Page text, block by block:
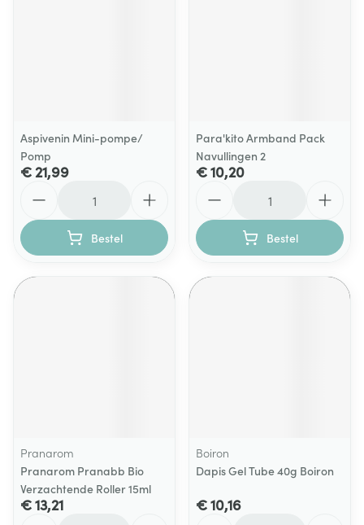
Aspivenin Mini-pompe/
Pomp
€ 21,99
Bestel
Para'kito Armband Pack
Navullingen 2
€ 10,20
Bestel
Pranarom
Pranarom Pranabb Bio
Verzachtende Roller 15ml
€ 13,21
Boiron
Dapis Gel Tube 40g Boiron
€ 10,16